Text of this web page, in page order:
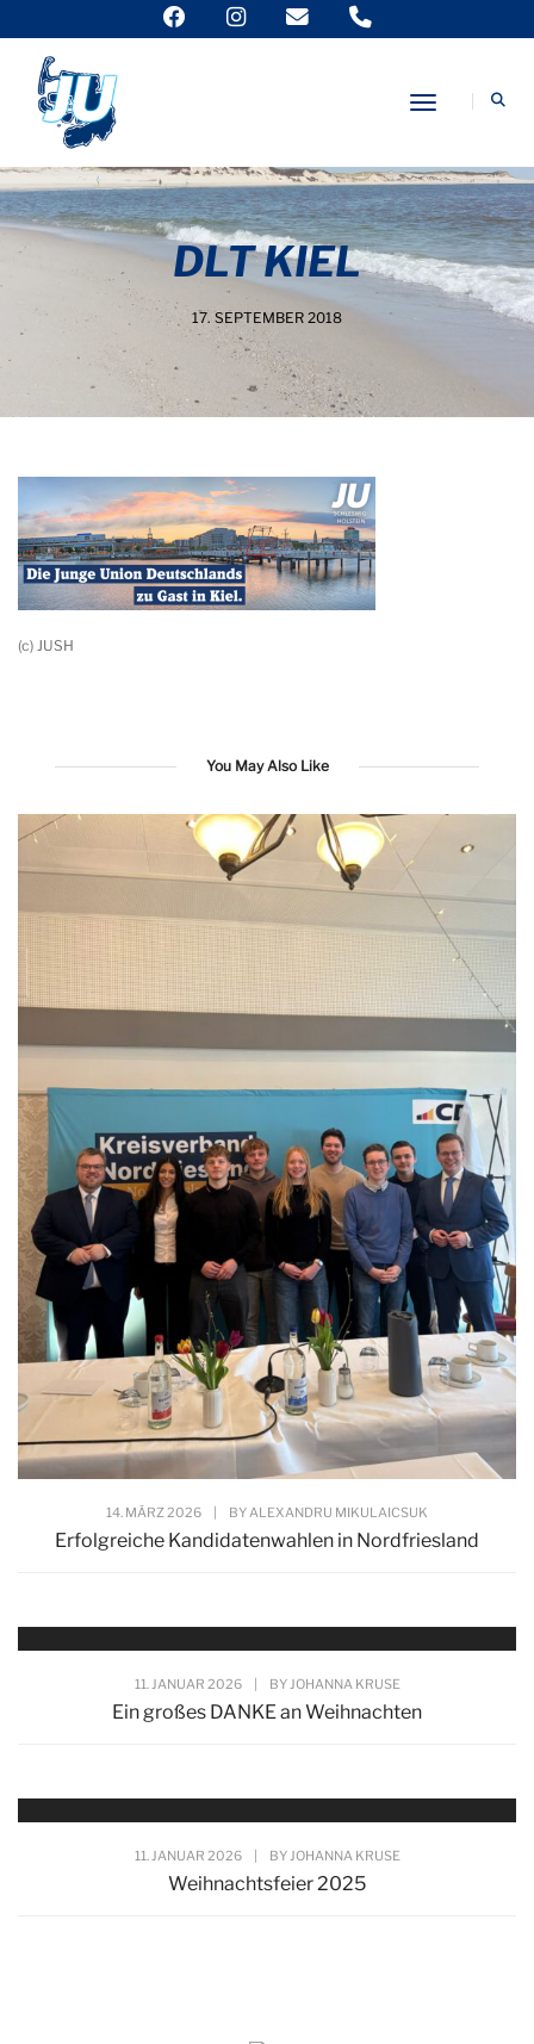
Toggle
DLT KIEL
17. SEPTEMBER 2018
(c) JUSH
You May Also Like
14. MÄRZ 2026 | BY ALEXANDRU MIKULAICSUK
Erfolgreiche Kandidatenwahlen in Nordfriesland
11. JANUAR 2026 | BY JOHANNA KRUSE
Ein großes DANKE an Weihnachten
11. JANUAR 2026 | BY JOHANNA KRUSE
Weihnachtsfeier 2025